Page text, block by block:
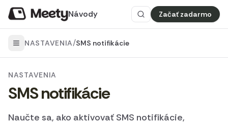
Návody Začať zadarmo
NASTAVENIA/SMS notifikácie
NASTAVENIA
SMS notifikácie
Naučte sa, ako aktivovať SMS notifikácie,